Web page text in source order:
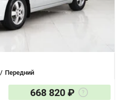
Передний
668 820 ₽